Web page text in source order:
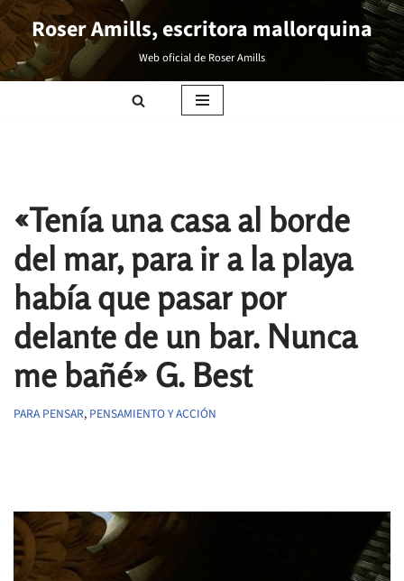
Saltar
al
Roser Amills, escritora mallorquina
Web oficial de Roser Amills
«Tenía una casa al borde
del mar, para ir a la playa
había que pasar por
delante de un bar. Nunca
me bañé» G. Best
PARA PENSAR, PENSAMIENTO Y ACCIÓN